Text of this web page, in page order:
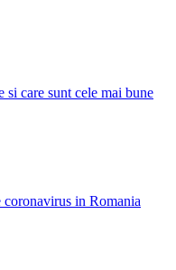
care sunt cele mai bune
in Romania